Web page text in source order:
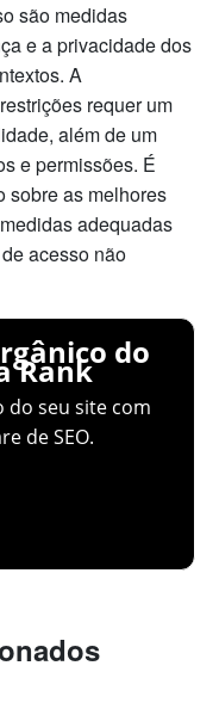
são medidas
e a privacidade dos
A
requer um
além de um
e permissões. É
sobre as melhores
adequadas
acesso não
do
Rank
do seu site com
de SEO.